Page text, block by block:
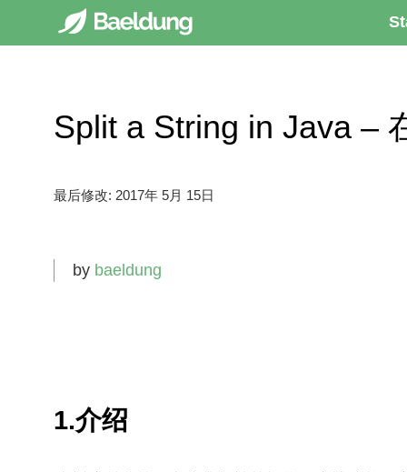
Split a String in Java –
最后修改: 2017年 5月 15日
by baeldung
1.介绍